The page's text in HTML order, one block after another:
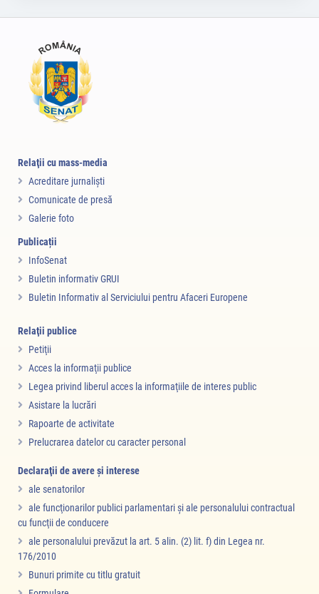
Relaţii cu mass-media
Acreditare jurnalişti
Comunicate de presă
Galerie foto
Publicații
InfoSenat
Buletin informativ GRUI
Buletin Informativ al Serviciului pentru Afaceri Europene
Relaţii publice
Petiţii
Acces la informaţii publice
Legea privind liberul acces la informaţiile de interes public
Asistare la lucrări
Rapoarte de activitate
Prelucrarea datelor cu caracter personal
Declaraţii de avere şi interese
ale senatorilor
ale funcţionarilor publici parlamentari şi ale personalului contractual
cu funcţii de conducere
ale personalului prevăzut la art. 5 alin. (2) lit. f) din Legea nr.
176/2010
Bunuri primite cu titlu gratuit